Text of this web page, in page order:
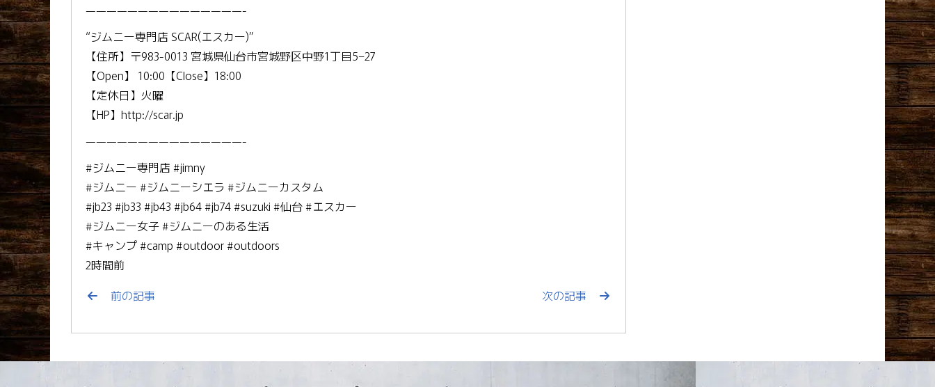
———————————————-
“ジムニー専門店 SCAR(エスカー)”
【住所】〒983-0013 宮城県仙台市宮城野区中野1丁目5−27
【Open】 10:00【Close】18:00
【定休日】火曜
【HP】http://scar.jp
———————————————-
#ジムニー専門店 #jimny
#ジムニー #ジムニーシエラ #ジムニーカスタム
#jb23 #jb33 #jb43 #jb64 #jb74 #suzuki #仙台 #エスカー
#ジムニー女子 #ジムニーのある生活
#キャンプ #camp #outdoor #outdoors
2時間前
前の記事
次の記事